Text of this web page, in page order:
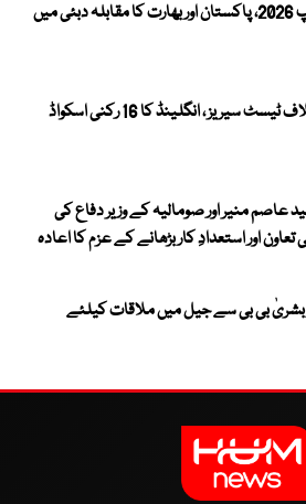
ویمنز ایشیا کپ 2026، پاکستان اور بھارت کا مقابلہ دبئی میں
پاکستان کیخلاف ٹیسٹ سیریز ، انگلینڈ کا 16 رکنی اسکواڈ
عاصم منیر اور صومالیہ کے وزیر دفاع کی
اور استعدادِ کار بڑھانے کے عزم کا اعادہ
بشریٰ بی بی سے جیل میں ملاقات کیلئے